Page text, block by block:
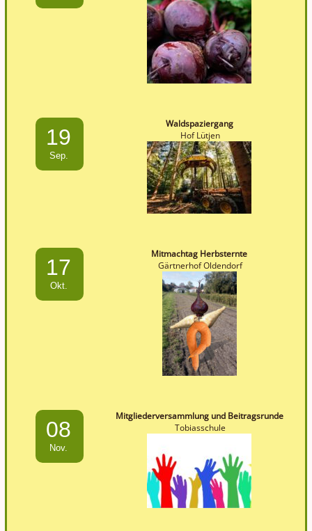
19
Sep.
Waldspaziergang
Hof Lütjen
17
Okt.
Mitmachtag Herbsternte
Gärtnerhof Oldendorf
08
Nov.
Mitgliederversammlung und Beitragsrunde
Tobiasschule